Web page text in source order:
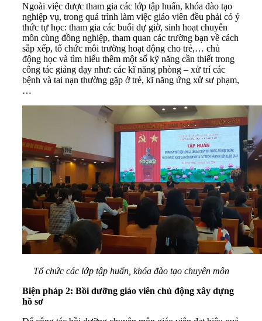
Ngoài việc được tham gia các lớp tập huấn, khóa đào tạo
nghiệp vụ, trong quá trình làm việc giáo viên đều phải có ý
thức tự học: tham gia các buổi dự giờ, sinh hoạt chuyên
môn cùng đồng nghiệp, tham quan các trường bạn về cách
sắp xếp, tổ chức môi trường hoạt động cho trẻ,… chủ
động học và tìm hiểu thêm một số kỹ năng cần thiết trong
công tác giảng dạy như: các kĩ năng phòng – xử trí các
bệnh và tai nạn thường gặp ở trẻ, kĩ năng ứng xử sư phạm,
…
Tổ chức các lớp tập huấn, khóa đào tạo chuyên môn
Biện pháp 2: Bồi dưỡng giáo viên chủ động xây dựng
hồ sơ